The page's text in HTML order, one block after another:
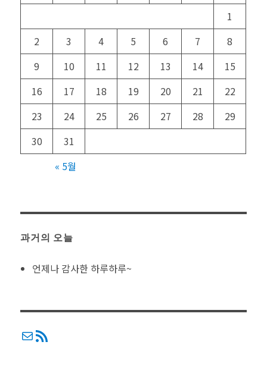
1
2
3 4 5 6 7
8
9
10 11 12 13 14
15
16
17 18 19 20 21
22
23
24 25 26 27 28
29
30
31
« 5월
과거의 오늘
언제나 감사한 하루하루~
메일RSS